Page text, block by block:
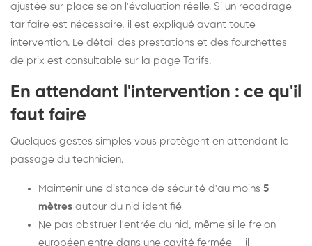
ajustée sur place selon l'évaluation réelle. Si un recadrage
tarifaire est nécessaire, il est expliqué avant toute
intervention. Le détail des prestations et des fourchettes
de prix est consultable sur la page Tarifs.
En attendant l'intervention : ce qu'il
faut faire
Quelques gestes simples vous protègent en attendant le
passage du technicien.
Maintenir une distance de sécurité d'au moins 5
mètres autour du nid identifié
Ne pas obstruer l'entrée du nid, même si le frelon
européen entre dans une cavité fermée — il